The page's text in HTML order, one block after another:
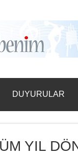
DUYURULAR
YIL